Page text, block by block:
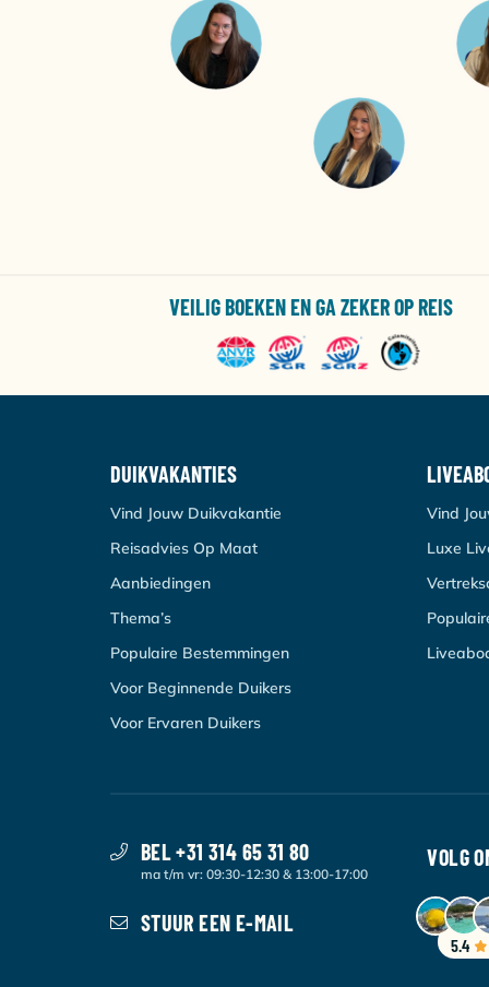
VEILIG BOEKEN EN GA ZEKER OP REIS
DUIKVAKANTIES
Vind Jouw Duikvakantie
Reisadvies Op Maat
Aanbiedingen
Thema’s
Populaire Bestemmingen
Voor Beginnende Duikers
Voor Ervaren Duikers
Vind
Luxe
BEL +31 314 65 31 80
ma t/m vr: 09:30-12:30 & 13:00-17:00
STUUR EEN E-MAIL
VOLG
5.4